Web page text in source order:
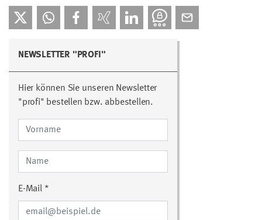
NEWSLETTER "PROFI"
Hier können Sie unseren Newsletter
"profi" bestellen bzw. abbestellen.
E-Mail *